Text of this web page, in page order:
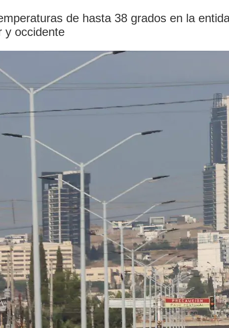
de hasta 38 grados en la
y occidente